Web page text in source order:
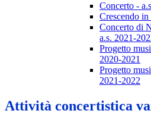
Concerto -
Crescendo
Concerto di
a.s. 2021-
Progetto
2020-2021
Progetto
2021-2022
Attività concertistica